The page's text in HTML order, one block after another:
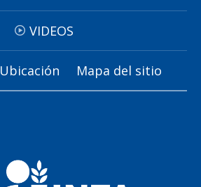
VIDEOS
Ubicación Mapa del sitio